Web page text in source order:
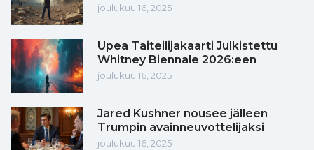
joulukuu 16, 2025
Upea Taiteilijakaarti Julkistettu
Whitney Biennale 2026:een
joulukuu 16, 2025
Jared Kushner nousee jälleen
Trumpin avainneuvottelijaksi
joulukuu 16, 2025